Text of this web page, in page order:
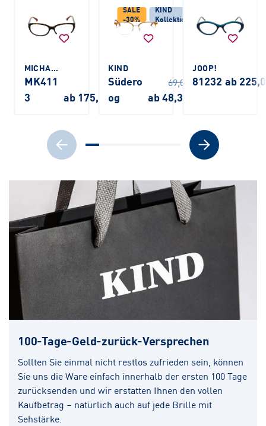
MICHAEL KORS
MK411
3
ab 175,00 €
SALE
-30%
KIND
Kollektion
KIND
Südero
og
69,00 €
ab 48,30 €
JOOP!
81232 ab
100-Tage-Geld-zurück-Versprechen
Sollten Sie einmal nicht restlos zufrieden sein, können
Sie uns die Ware einfach innerhalb der ersten 100 Tage
zurücksenden und wir erstatten Ihnen den vollen
Kaufbetrag – natürlich auch auf jede Brille mit
Sehstärke.